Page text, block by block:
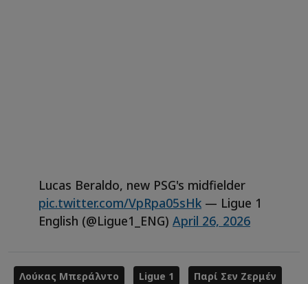
Lucas Beraldo, new PSG's midfielder
pic.twitter.com/VpRpa05sHk — Ligue 1
English (@Ligue1_ENG) April 26, 2026
Λούκας Μπεράλντο Ligue 1 Παρί Σεν Ζερμέν